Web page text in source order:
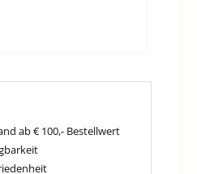
ab € 100,- Bestellwert